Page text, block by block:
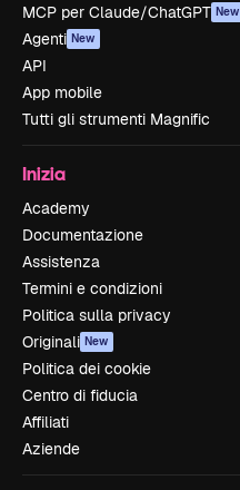
MCP per Claude/ChatGPT New
Agenti New
API
App mobile
Tutti gli strumenti Magnific
Inizia
Academy
Documentazione
Assistenza
Termini e condizioni
Politica sulla privacy
Originali New
Politica dei cookie
Centro di fiducia
Affiliati
Aziende